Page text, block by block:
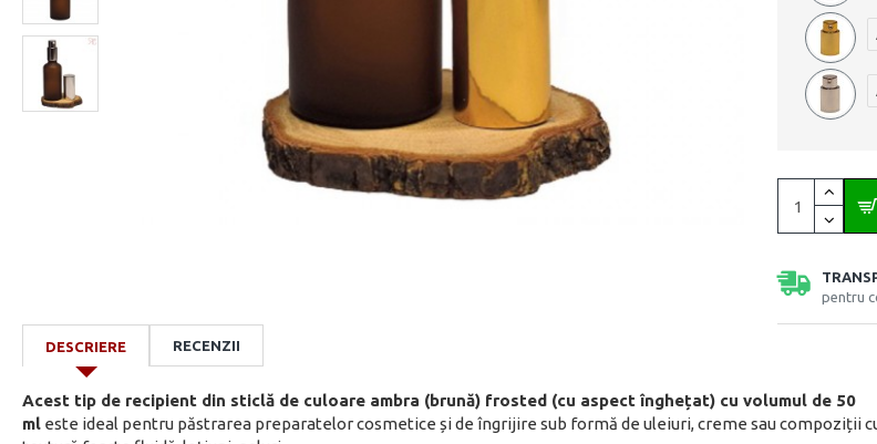
pentru
DESCRIERE RECENZII
Acest tip de recipient din sticlă de culoare ambra (brună) frosted (cu aspect înghețat) cu volumul de 50
ml este ideal pentru păstrarea preparatelor cosmetice și de îngrijire sub formă de uleiuri, creme sau compoziții